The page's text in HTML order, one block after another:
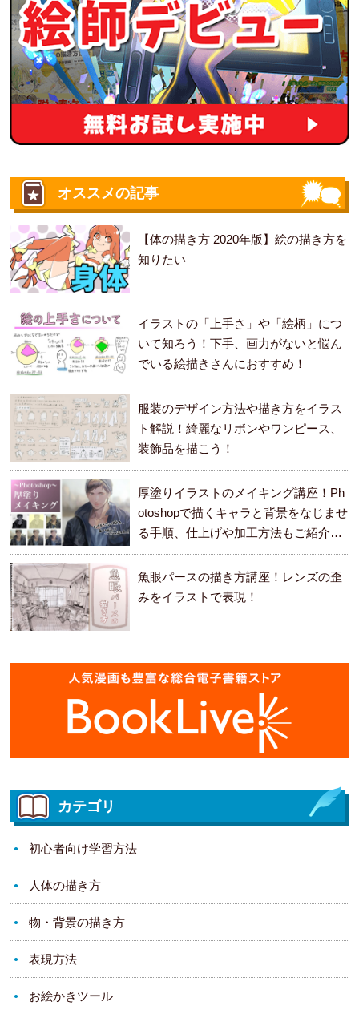
オススメの記事
【体の描き方 2020年版】絵の描き方を
知りたい
イラストの「上手さ」や「絵柄」につ
いて知ろう！下手、画力がないと悩ん
でいる絵描きさんにおすすめ！
服装のデザイン方法や描き方をイラス
ト解説！綺麗なリボンやワンピース、
装飾品を描こう！
厚塗りイラストのメイキング講座！Ph
otoshopで描くキャラと背景をなじませ
る手順、仕上げや加工方法もご紹介し
ます。
魚眼パースの描き方講座！レンズの歪
みをイラストで表現！
カテゴリ
初心者向け学習方法
人体の描き方
物・背景の描き方
表現方法
お絵かきツール